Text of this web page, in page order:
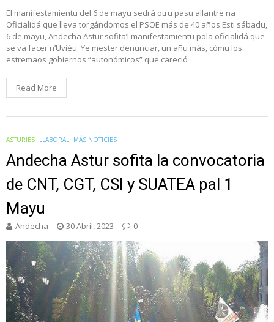
El manifestamientu del 6 de mayu sedrá otru pasu allantre na
Oficialidá que lleva torgándomos el PSOE más de 40 años Esti sábadu,
6 de mayu, Andecha Astur sofita’l manifestamientu pola oficialidá que
se va facer n’Uviéu. Ye mester denunciar, un añu más, cómu los
estremaos gobiernos “autonómicos” que careció
Read More
ASTURIES LLABORAL MÁS NOTICIES
Andecha Astur sofita la convocatoria
de CNT, CGT, CSI y SUATEA pal 1
Mayu
Andecha 30 Abril, 2023 0